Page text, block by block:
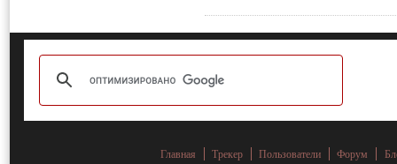
Главная Трекер Пользователи Форум